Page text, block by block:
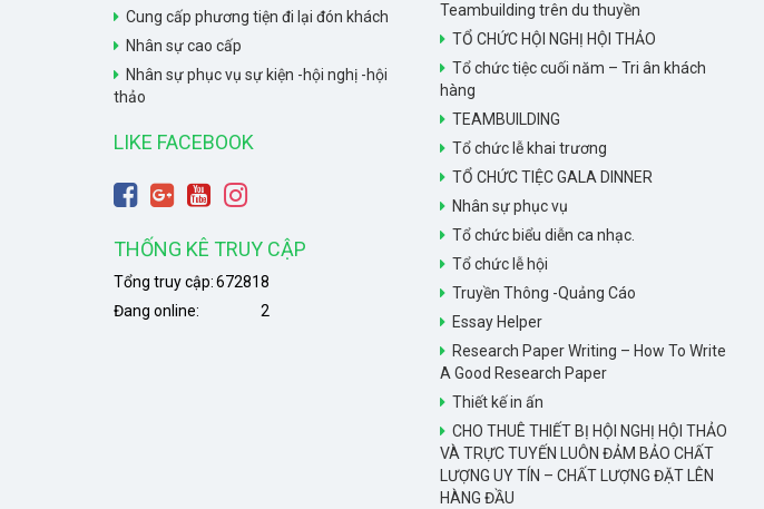
Cung cấp phương tiện đi lại đón khách
Nhân sự cao cấp
Nhân sự phục vụ sự kiện -hội nghị -hội
thảo
LIKE FACEBOOK
THỐNG KÊ TRUY CẬP
672818
Tổng truy cập:
2
Đang online:
Teambuilding trên du thuyền
TỔ CHỨC HỘI NGHỊ HỘI THẢO
Tổ chức tiệc cuối năm – Tri ân khách
hàng
TEAMBUILDING
Tổ chức lễ khai trương
TỔ CHỨC TIỆC GALA DINNER
Nhân sự phục vụ
Tổ chức biểu diễn ca nhạc.
Tổ chức lễ hội
Truyền Thông -Quảng Cáo
Essay Helper
Research Paper Writing – How To Write
A Good Research Paper
Thiết kế in ấn
CHO THUÊ THIẾT BỊ HỘI NGHỊ HỘI THẢO
VÀ TRỰC TUYẾN LUÔN ĐẢM BẢO CHẤT
LƯỢNG UY TÍN – CHẤT LƯỢNG ĐẶT LÊN
HÀNG ĐẦU